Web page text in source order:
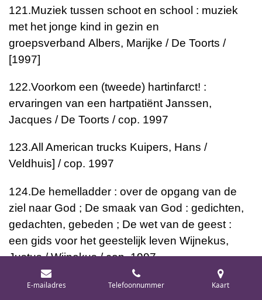
121.Muziek tussen schoot en school : muziek
met het jonge kind in gezin en
groepsverband Albers, Marijke / De Toorts /
[1997]
122.Voorkom een (tweede) hartinfarct! :
ervaringen van een hartpatiënt Janssen,
Jacques / De Toorts / cop. 1997
123.All American trucks Kuipers, Hans /
Veldhuis] / cop. 1997
124.De hemelladder : over de opgang van de
ziel naar God ; De smaak van God : gedichten,
gedachten, gebeden ; De wet van de geest :
een gids voor het geestelijk leven Wijnekus,
Justus / Wijnekus / cop. 1997
125.Calorieëntabel, joulestabel : bepaal zelf uw
E-mailadres Telefoonnummer Kaart